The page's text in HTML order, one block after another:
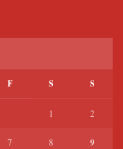
F S S
1 2
7 8 9